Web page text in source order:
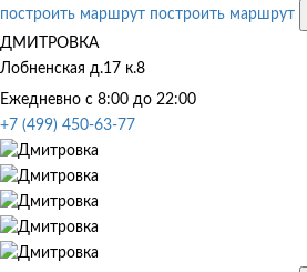
построить маршрут построить маршрут
ДМИТРОВКА
Лобненская д.17 к.8
Ежедневно с 8:00 до 22:00
+7 (499) 450-63-77